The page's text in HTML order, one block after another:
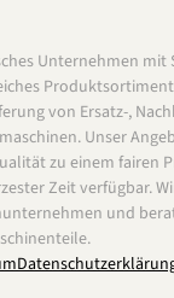
Unternehmen mit
von Ersatz-,
Unser
zu einem fairen
Zeit verfügbar.
und